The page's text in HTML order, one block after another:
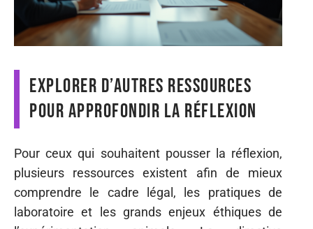
Explorer d’autres ressources
pour approfondir la réflexion
Pour ceux qui souhaitent pousser la réflexion,
plusieurs ressources existent afin de mieux
comprendre le cadre légal, les pratiques de
laboratoire et les grands enjeux éthiques de